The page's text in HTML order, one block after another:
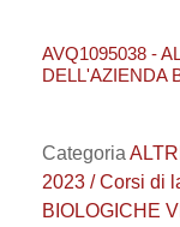
AVQ1095038 -
DELL'AZIENDA
Categoria
2023 / Corsi di
BIOLOGICHE